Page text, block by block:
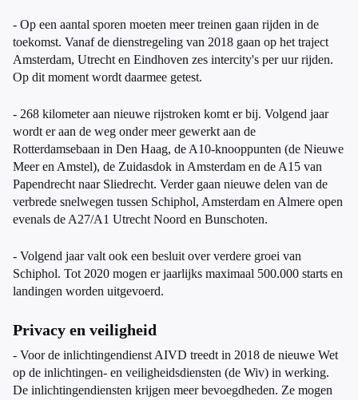
- Op een aantal sporen moeten meer treinen gaan rijden in de
toekomst. Vanaf de dienstregeling van 2018 gaan op het traject
Amsterdam, Utrecht en Eindhoven zes intercity's per uur rijden.
Op dit moment wordt daarmee getest.
- 268 kilometer aan nieuwe rijstroken komt er bij. Volgend jaar
wordt er aan de weg onder meer gewerkt aan de
Rotterdamsebaan in Den Haag, de A10-knooppunten (de Nieuwe
Meer en Amstel), de Zuidasdok in Amsterdam en de A15 van
Papendrecht naar Sliedrecht. Verder gaan nieuwe delen van de
verbrede snelwegen tussen Schiphol, Amsterdam en Almere open
evenals de A27/A1 Utrecht Noord en Bunschoten.
- Volgend jaar valt ook een besluit over verdere groei van
Schiphol. Tot 2020 mogen er jaarlijks maximaal 500.000 starts en
landingen worden uitgevoerd.
Privacy en veiligheid
- Voor de inlichtingendienst AIVD treedt in 2018 de nieuwe Wet
op de inlichtingen- en veiligheidsdiensten (de Wiv) in werking.
De inlichtingendiensten krijgen meer bevoegdheden. Ze mogen